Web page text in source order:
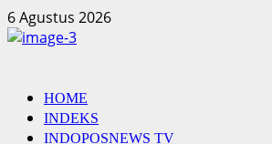
Skip
to
6 Agustus 2026
Primary
Menu
HOME
INDEKS
INDOPOSNEWS TV